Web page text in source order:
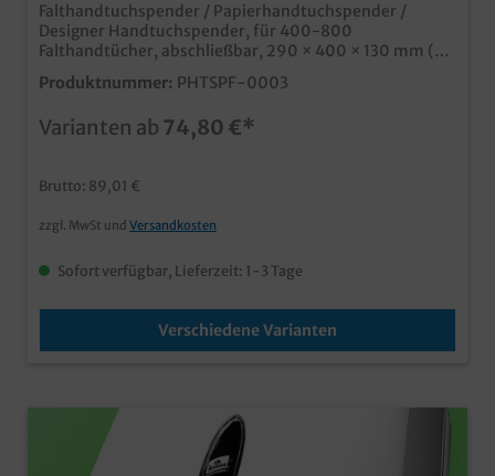
Falthandtuchspender / Papierhandtuchspender /
Designer Handtuchspender, für 400-800
Falthandtücher, abschließbar, 290 × 400 × 130 mm (B
× H × T) Weiß, Schwarz, Braun, Orange, Grün oder Blau
erhältlich robustes und dennoch formschönes
Lagenfalt oder auch Interfold 6 moderne Farben für das
Füllstandskontrolle
Produktnummer: PHTSPF-0003
Varianten ab 74,80 €*
Brutto: 89,01 €
zzgl. MwSt und Versandkosten
Sofort verfügbar, Lieferzeit: 1-3 Tage
Verschiedene Varianten